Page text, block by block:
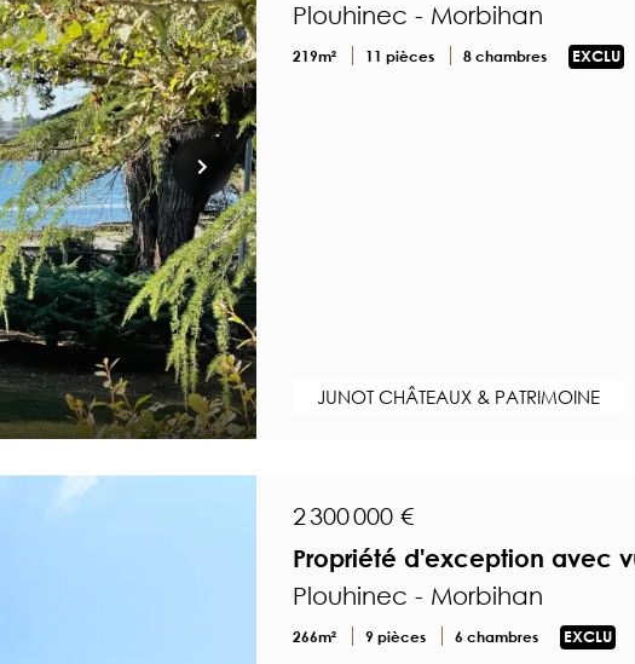
Plouhinec - Morbihan
219m² 11 pièces 8 chambres EXCLU
JUNOT CHÂTEAUX & PATRIMOINE
2 300 000 €
Propriété d'exception avec
Plouhinec - Morbihan
266m² 9 pièces 6 chambres EXCLU